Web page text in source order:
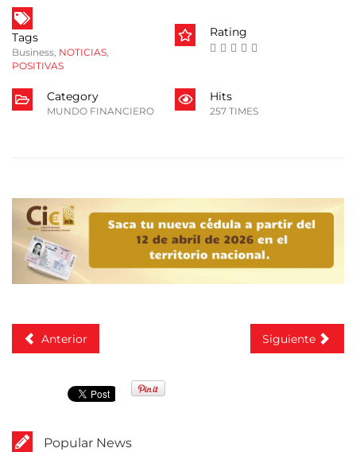
Tags
Business, NOTICIAS,
POSITIVAS
Rating
Category
MUNDO FINANCIERO
Hits
257 TIMES
Anterior Siguiente
Popular News